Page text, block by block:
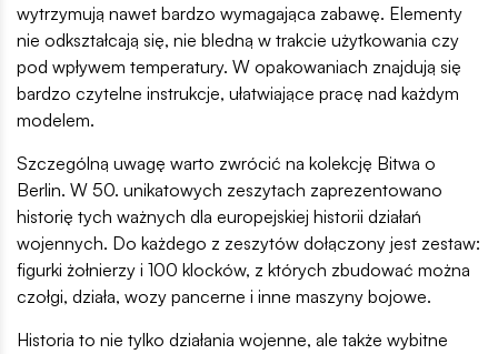
wytrzymują nawet bardzo wymagająca zabawę. Elementy
nie odkształcają się, nie bledną w trakcie użytkowania czy
pod wpływem temperatury. W opakowaniach znajdują się
bardzo czytelne instrukcje, ułatwiające pracę nad każdym
modelem.
Szczególną uwagę warto zwrócić na kolekcję Bitwa o
Berlin. W 50. unikatowych zeszytach zaprezentowano
historię tych ważnych dla europejskiej historii działań
wojennych. Do każdego z zeszytów dołączony jest zestaw:
figurki żołnierzy i 100 klocków, z których zbudować można
czołgi, działa, wozy pancerne i inne maszyny bojowe.
Historia to nie tylko działania wojenne, ale także wybitne